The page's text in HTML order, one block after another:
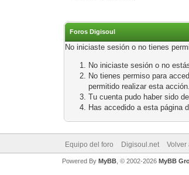
Foros Digisoul
No iniciaste sesión o no tienes
No iniciaste sesión o no
No tienes permiso para
permitido realizar esta acción.
Tu cuenta pudo haber sido
Has accedido a esta página
Equipo del foro Digisoul.net Volver
Powered By MyBB, © 2002-2026 MyBB